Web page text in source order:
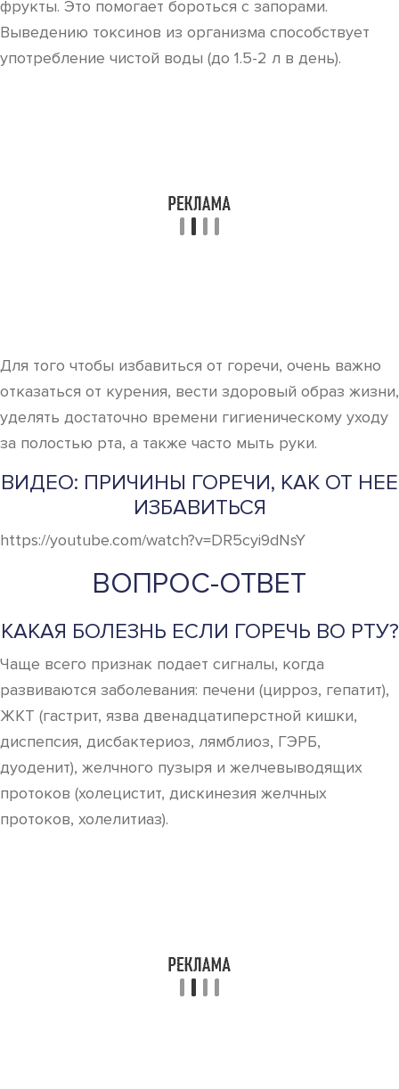
фрукты. Это помогает бороться с запорами.
Выведению токсинов из организма способствует
употребление чистой воды (до 1.5-2 л в день).
Для того чтобы избавиться от горечи, очень важно
отказаться от курения, вести здоровый образ жизни,
уделять достаточно времени гигиеническому уходу
за полостью рта, а также часто мыть руки.
ВИДЕО: ПРИЧИНЫ ГОРЕЧИ, КАК ОТ НЕЕ
ИЗБАВИТЬСЯ
https://youtube.com/watch?v=DR5cyi9dNsY
ВОПРОС-ОТВЕТ
КАКАЯ БОЛЕЗНЬ ЕСЛИ ГОРЕЧЬ ВО РТУ?
Чаще всего признак подает сигналы, когда
развиваются заболевания: печени (цирроз, гепатит),
ЖКТ (гастрит, язва двенадцатиперстной кишки,
диспепсия, дисбактериоз, лямблиоз, ГЭРБ,
дуоденит), желчного пузыря и желчевыводящих
протоков (холецистит, дискинезия желчных
протоков, холелитиаз).